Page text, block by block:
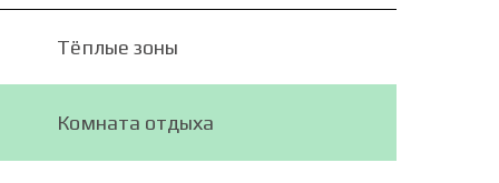
Тёплые зоны
Комната отдыха